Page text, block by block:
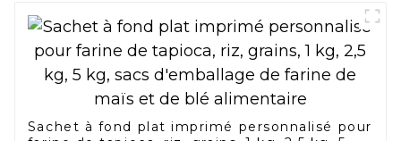
Sachet à fond plat imprimé personnalisé pour